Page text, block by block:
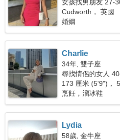
女孩找男朋友 27-
Cudworth， 英國
婚姻
Charlie
34年, 雙子座
尋找情侶的女人
173 厘米 (5'9")，
烹飪，溜冰鞋
Lydia
58歲, 金牛座